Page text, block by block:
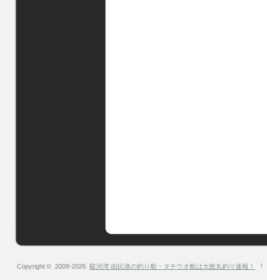
Copyright © 2009-2026 駿河湾 由比港の釣り船・タチウオ船は大政丸釣り速報！